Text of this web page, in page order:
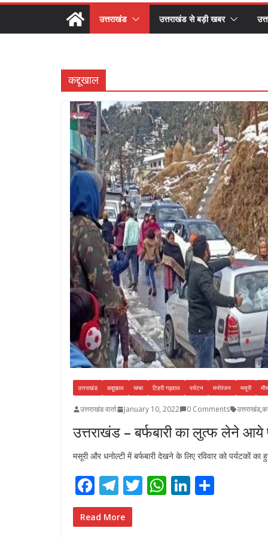
उत्तराखंड उत्तराखंड से बड़ी खबर
कद्दूखाल
उत्तराखंड कद्दूखाल चम्बा टिहरी गढ़वाल पर्यटन मनोरंजन मसूरी
उत्तराखंड वार्ता January 10, 2022 0 Comments उत्तराखंड,
उत्तराखंड – बर्फबारी का लुत्फ लेने आये
मसूरी और धनोल्टी में बर्फबारी देखने के लिए रविवार को पर्यटकों
F
ac
e
T
el
e
T W Li
Read More